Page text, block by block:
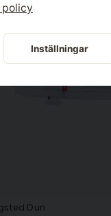
Dun
Inställningar